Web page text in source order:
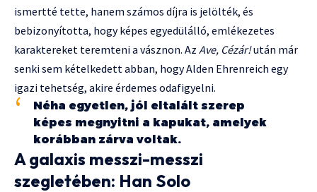
ismertté tette, hanem számos díjra is jelölték, és
bebizonyította, hogy képes egyedülálló, emlékezetes
karaktereket teremteni a vásznon. Az Ave, Cézár!után már
senki sem kételkedett abban, hogy Alden Ehrenreich egy
igazi tehetség, akire érdemes odafigyelni.
Néha egyetlen, jól eltalált szerep
képes megnyitni a kapukat, amelyek
korábban zárva voltak.
A galaxis messzi-messzi
szegletében: Han Solo